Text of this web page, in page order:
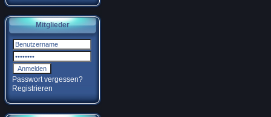
Mitglieder
Passwort vergessen?
Registrieren